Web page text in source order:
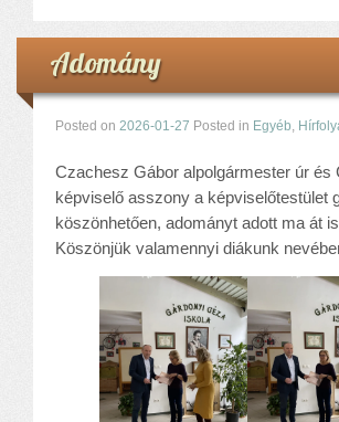
TÁMOP-3.3.15.
TIOP-1.1.1-12/1
Kutyaterápia
RRF-1.2.4-25-2025-00053
Elérhetőségek
Fogadóóra
Tájékoztatás
Állásajánlatok
Adomány
Posted on 2026-01-27 Posted in Egyéb
Czachesz Gábor alpolgármester úr és
képviselő asszony a képviselőtestület
köszönhetően, adományt adott ma át
Köszönjük valamennyi diákunk